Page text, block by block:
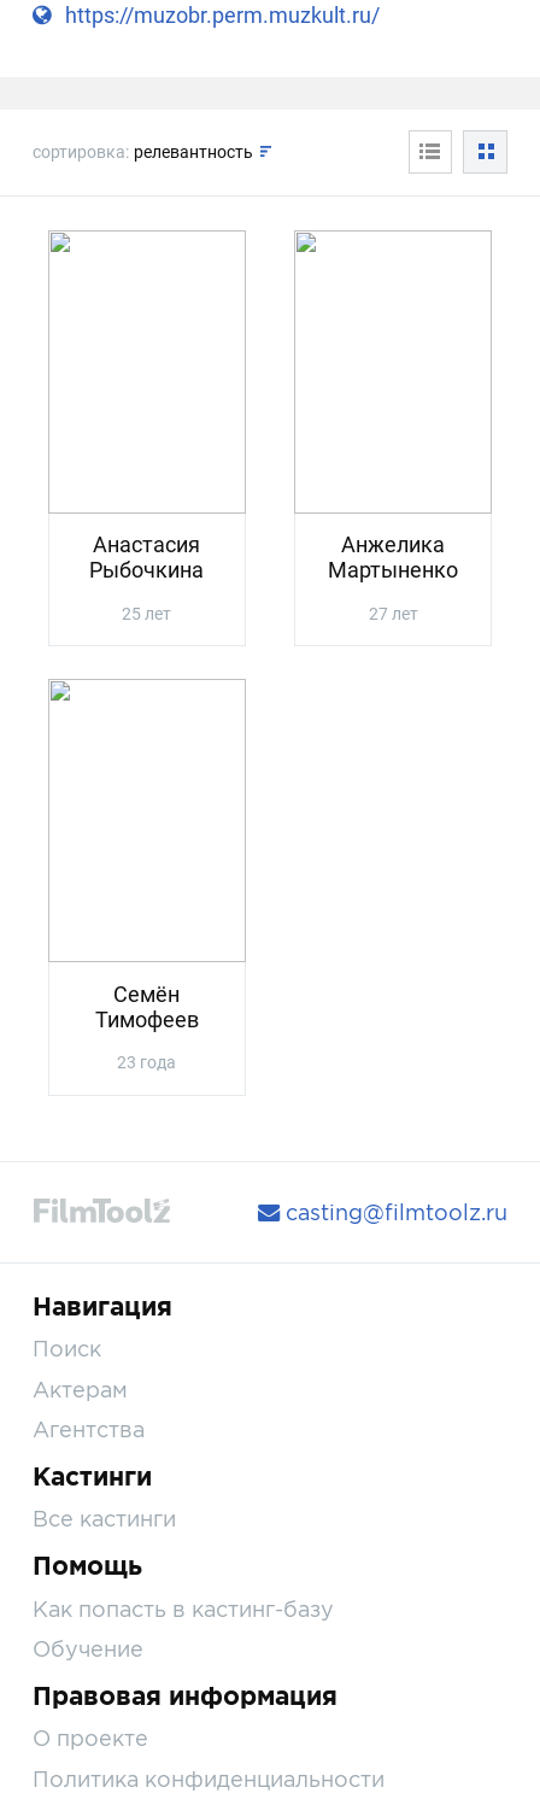
https://muzobr.perm.muzkult.ru/
сортировка: релевантность
Анастасия
Рыбочкина
25 лет
Анжелика
Мартыненко
27 лет
Семён
Тимофеев
23 года
casting@filmtoolz.ru
Навигация
Поиск
Актерам
Агентства
Кастинги
Все кастинги
Помощь
Как попасть в кастинг-базу
Обучение
Правовая информация
О проекте
Политика конфиденциальности